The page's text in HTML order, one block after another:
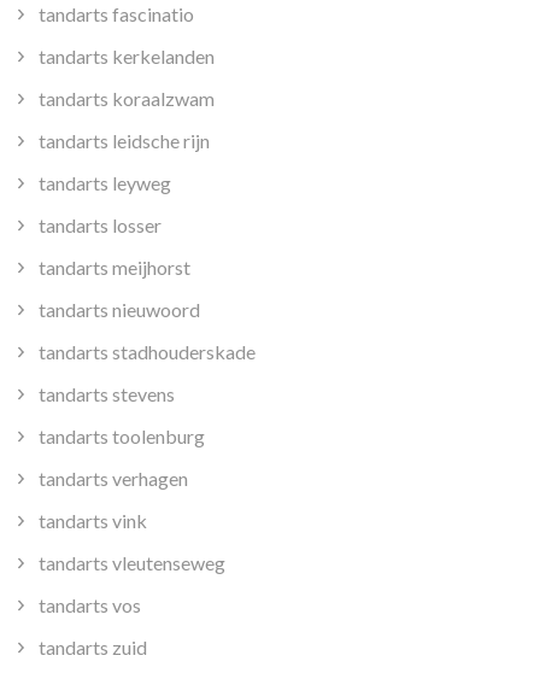
tandarts fascinatio
tandarts kerkelanden
tandarts koraalzwam
tandarts leidsche rijn
tandarts leyweg
tandarts losser
tandarts meijhorst
tandarts nieuwoord
tandarts stadhouderskade
tandarts stevens
tandarts toolenburg
tandarts verhagen
tandarts vink
tandarts vleutenseweg
tandarts vos
tandarts zuid